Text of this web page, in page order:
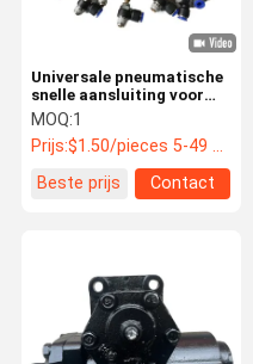
Universale pneumatische
snelle aansluiting voor
buigdeurenpompen voor
bussen
MOQ:1
Prijs:$1.50/pieces 5-49 pieces
Beste prijs
Contact